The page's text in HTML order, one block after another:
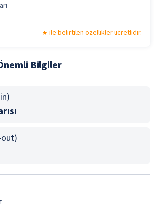
ile belirtilen özellikler ücretlidir.
Bilgiler
out)